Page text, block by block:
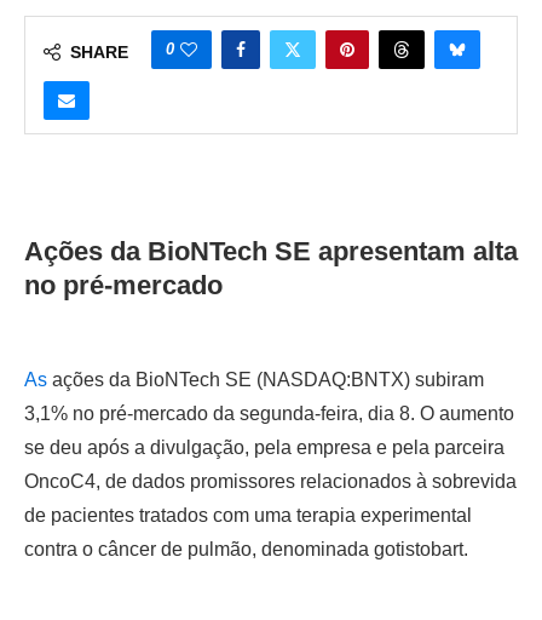
SHARE 0
Ações da BioNTech SE apresentam alta
no pré-mercado
As ações da BioNTech SE (NASDAQ:BNTX) subiram
3,1% no pré-mercado da segunda-feira, dia 8. O aumento
se deu após a divulgação, pela empresa e pela parceira
OncoC4, de dados promissores relacionados à sobrevida
de pacientes tratados com uma terapia experimental
contra o câncer de pulmão, denominada gotistobart.